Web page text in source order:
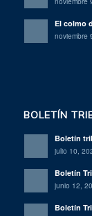
El colmo
noviembre
BOLETÍN
Boletín
julio 10,
Boletín
junio 12,
Boletín